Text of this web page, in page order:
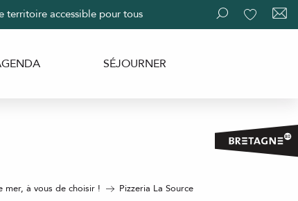
Recherche
territoire accessible pour tous
SÉJOURNER
mer, à vous de choisir ! Pizzeria La Source